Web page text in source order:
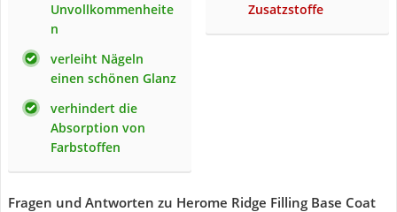
Unvollkommenheite
n
verleiht Nägeln
einen schönen Glanz
verhindert die
Absorption von
Farbstoffen
Zusatzstoffe
Fragen und Antworten zu Herome Ridge Filling Base Coat